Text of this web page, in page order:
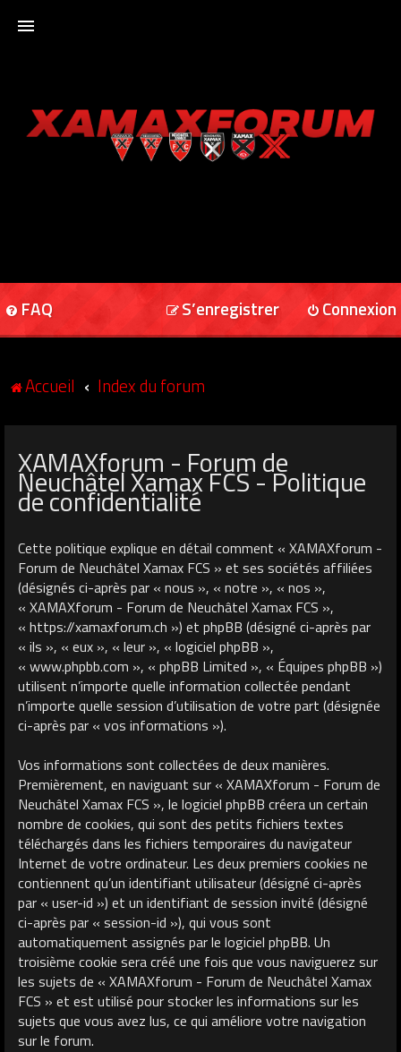
XAMAXFORUM
FAQ Connexion
S’enregistrer
Accueil Index du forum
XAMAXforum - Forum de
Neuchâtel Xamax FCS - Politique
de confidentialité
Cette politique explique en détail comment « XAMAXforum -
Forum de Neuchâtel Xamax FCS » et ses sociétés affiliées
(désignés ci-après par « nous », « notre », « nos »,
« XAMAXforum - Forum de Neuchâtel Xamax FCS »,
« https://xamaxforum.ch ») et phpBB (désigné ci-après par
« ils », « eux », « leur », « logiciel phpBB »,
« www.phpbb.com », « phpBB Limited », « Équipes phpBB »)
utilisent n’importe quelle information collectée pendant
n’importe quelle session d’utilisation de votre part (désignée
ci-après par « vos informations »).
Vos informations sont collectées de deux manières.
Premièrement, en naviguant sur « XAMAXforum - Forum de
Neuchâtel Xamax FCS », le logiciel phpBB créera un certain
nombre de cookies, qui sont des petits fichiers textes
téléchargés dans les fichiers temporaires du navigateur
Internet de votre ordinateur. Les deux premiers cookies ne
contiennent qu’un identifiant utilisateur (désigné ci-après
par « user-id ») et un identifiant de session invité (désigné
ci-après par « session-id »), qui vous sont
automatiquement assignés par le logiciel phpBB. Un
troisième cookie sera créé une fois que vous naviguerez sur
les sujets de « XAMAXforum - Forum de Neuchâtel Xamax
FCS » et est utilisé pour stocker les informations sur les
sujets que vous avez lus, ce qui améliore votre navigation
sur le forum.